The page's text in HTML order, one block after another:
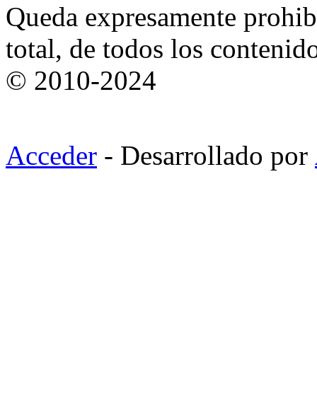
Queda expresamente
total, de todos los
© 2010-2024
Acceder - Desarrollado por